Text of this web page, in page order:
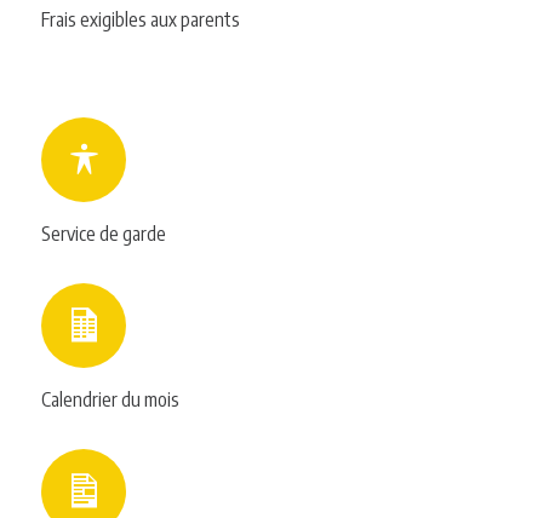
Frais exigibles aux parents
Service de garde
Calendrier du mois